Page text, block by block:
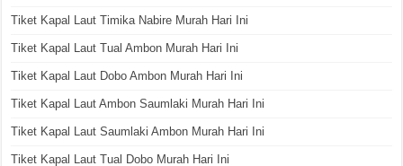
Tiket Kapal Laut Timika Nabire Murah Hari Ini
Tiket Kapal Laut Tual Ambon Murah Hari Ini
Tiket Kapal Laut Dobo Ambon Murah Hari Ini
Tiket Kapal Laut Ambon Saumlaki Murah Hari Ini
Tiket Kapal Laut Saumlaki Ambon Murah Hari Ini
Tiket Kapal Laut Tual Dobo Murah Hari Ini